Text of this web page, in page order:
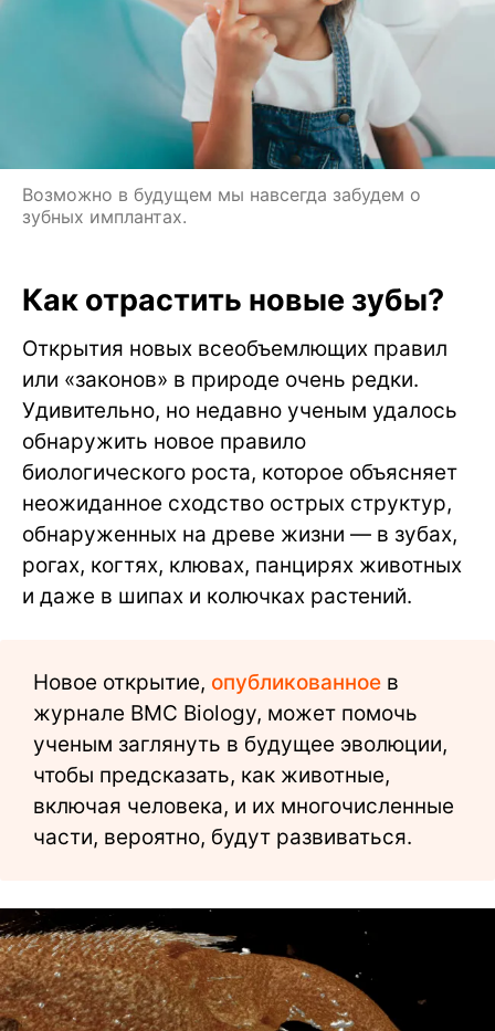
Возможно в будущем мы навсегда забудем о
зубных имплантах.
Как отрастить новые зубы?
Открытия новых всеобъемлющих правил
или «законов» в природе очень редки.
Удивительно, но недавно ученым удалось
обнаружить новое правило
биологического роста, которое объясняет
неожиданное сходство острых структур,
обнаруженных на древе жизни — в зубах,
рогах, когтях, клювах, панцирях животных
и даже в шипах и колючках растений.
Новое открытие, опубликованное в
журнале BMC Biology, может помочь
ученым заглянуть в будущее эволюции,
чтобы предсказать, как животные,
включая человека, и их многочисленные
части, вероятно, будут развиваться.